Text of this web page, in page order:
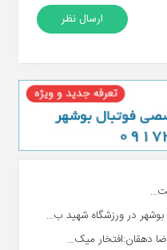
در ورزشگاه شهید ب...
دهقان:افتخار میک...